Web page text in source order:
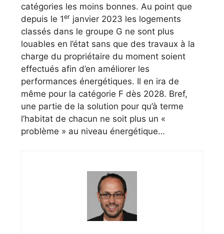
catégories les moins bonnes. Au point que
depuis le 1er janvier 2023 les logements
classés dans le groupe G ne sont plus
louables en l’état sans que des travaux à la
charge du propriétaire du moment soient
effectués afin d’en améliorer les
performances énergétiques. Il en ira de
même pour la catégorie F dès 2028. Bref,
une partie de la solution pour qu’à terme
l’habitat de chacun ne soit plus un «
problème » au niveau énergétique…